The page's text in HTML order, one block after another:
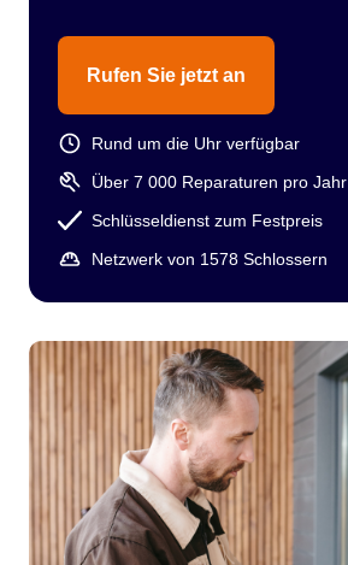
Rufen Sie jetzt an
Rund um die Uhr verfügbar
Über 7 000 Reparaturen pro Jahr
Schlüsseldienst zum Festpreis
Netzwerk von 1578 Schlossern